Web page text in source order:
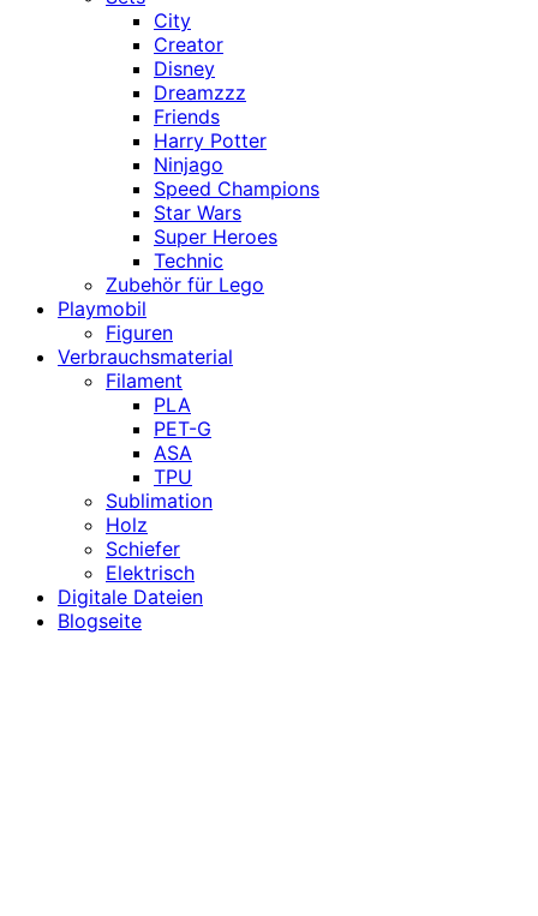
City
Creator
Disney
Dreamzzz
Friends
Harry Potter
Ninjago
Speed Champions
Star Wars
Super Heroes
Technic
Zubehör für Lego
Playmobil
Figuren
Verbrauchsmaterial
Filament
PLA
PET-G
ASA
TPU
Sublimation
Holz
Schiefer
Elektrisch
Digitale Dateien
Blogseite